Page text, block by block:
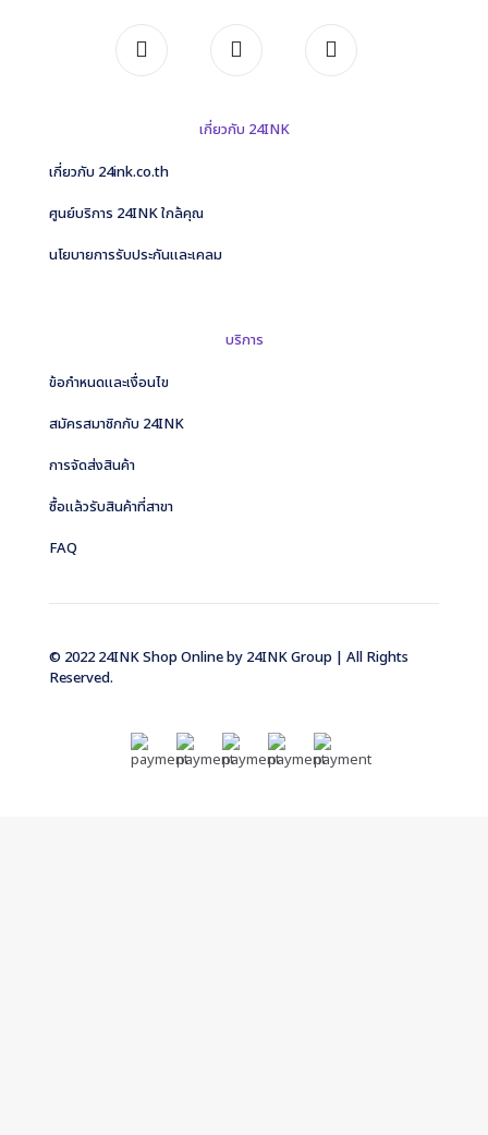
เกี่ยวกับ 24INK
เกี่ยวกับ 24ink.co.th
ศูนย์บริการ 24INK ใกล้คุณ
นโยบายการรับประกันและเคลม
บริการ
ข้อกำหนดและเงื่อนไข
สมัครสมาชิกกับ 24INK
การจัดส่งสินค้า
ซื้อแล้วรับสินค้าที่สาขา
FAQ
© 2022 24INK Shop Online by 24INK Group | All Rights
Reserved.